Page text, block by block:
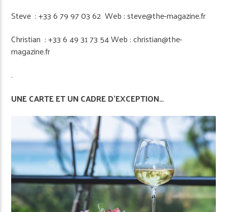
Steve : +33 6 79 97 03 62 Web : steve@the-magazine.fr
Christian : +33 6 49 31 73 54 Web : christian@the-
magazine.fr
.
UNE CARTE ET UN CADRE D’EXCEPTION…